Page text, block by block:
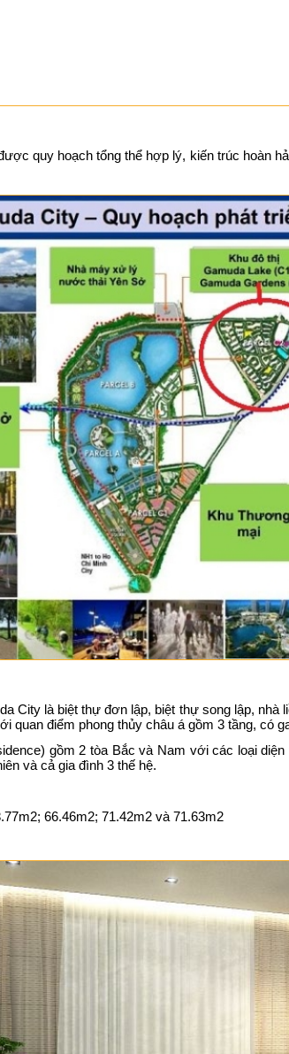
quy hoạch tổng thể hợp lý, kiến trúc hoàn
City là biệt thự đơn lập, biệt thự song lập,
quan điểm phong thủy châu á gồm 3 tầng, có
gồm 2 tòa Bắc và Nam với các loại
và cả gia đình 3 thế hệ.
66.46m2; 71.42m2 và 71.63m2